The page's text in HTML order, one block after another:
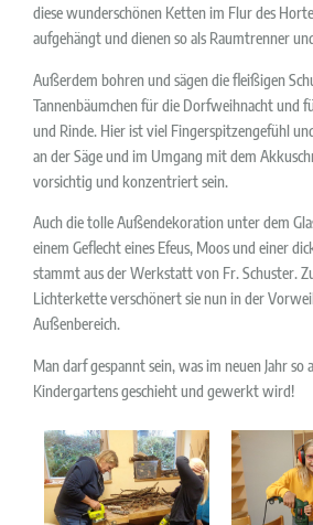
diese wunderschönen Ketten im Flur des
aufgehängt und dienen so als Raumtrenner
Außerdem bohren und sägen die fleißigen
Tannenbäumchen für die Dorfweihnacht und
und Rinde. Hier ist viel Fingerspitzengefühl
an der Säge und im Umgang mit dem
vorsichtig und konzentriert sein.
Auch die tolle Außendekoration unter dem
einem Geflecht eines Efeus, Moos und einer
stammt aus der Werkstatt von Fr. Schuster.
Lichterkette verschönert sie nun in der
Außenbereich.
Man darf gespannt sein, was im neuen Jahr so
Kindergartens geschieht und gewerkt wird!